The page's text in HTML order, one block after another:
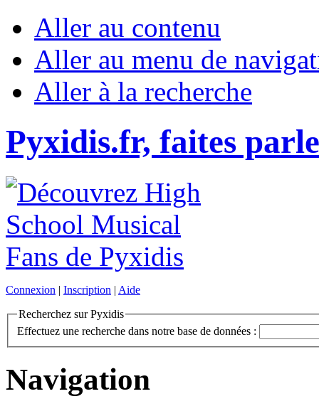
Aller au contenu
Aller au menu de
Aller à la recherche
Pyxidis.fr, faites
Connexion | Inscription | Aide
Recherchez sur Pyxidis
Effectuez une recherche dans notre base de données :
Navigation